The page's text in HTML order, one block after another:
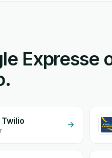
Expresse